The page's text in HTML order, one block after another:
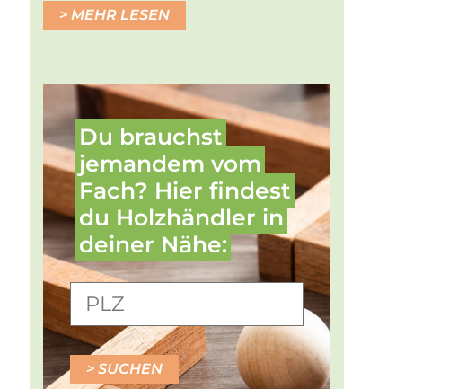
MEHR LESEN
Du brauchst
jemandem vom
Fach? Hier findest
du Holz­händler in
deiner Nähe:
SUCHEN